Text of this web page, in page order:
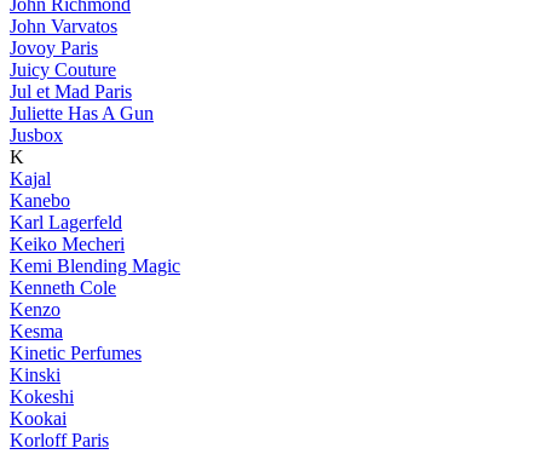
John Richmond
John Varvatos
Jovoy Paris
Juicy Couture
Jul et Mad Paris
Juliette Has A Gun
Jusbox
K
Kajal
Kanebo
Karl Lagerfeld
Keiko Mecheri
Kemi Blending Magic
Kenneth Cole
Kenzo
Kesma
Kinetic Perfumes
Kinski
Kokeshi
Kookai
Korloff Paris